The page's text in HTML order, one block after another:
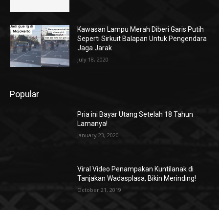
Kawasan Lampu Merah Diberi Garis Putih
Seperti Sirkuit Balapan Untuk Pengendara
Jaga Jarak
July 18, 2020
Popular
Pria ini Bayar Utang Setelah 18 Tahun
Lamanya!
January 23, 2020
Viral Video Penampakan Kuntilanak di
Tanjakan Wadasplasa, Bikin Merinding!
October 21, 2019